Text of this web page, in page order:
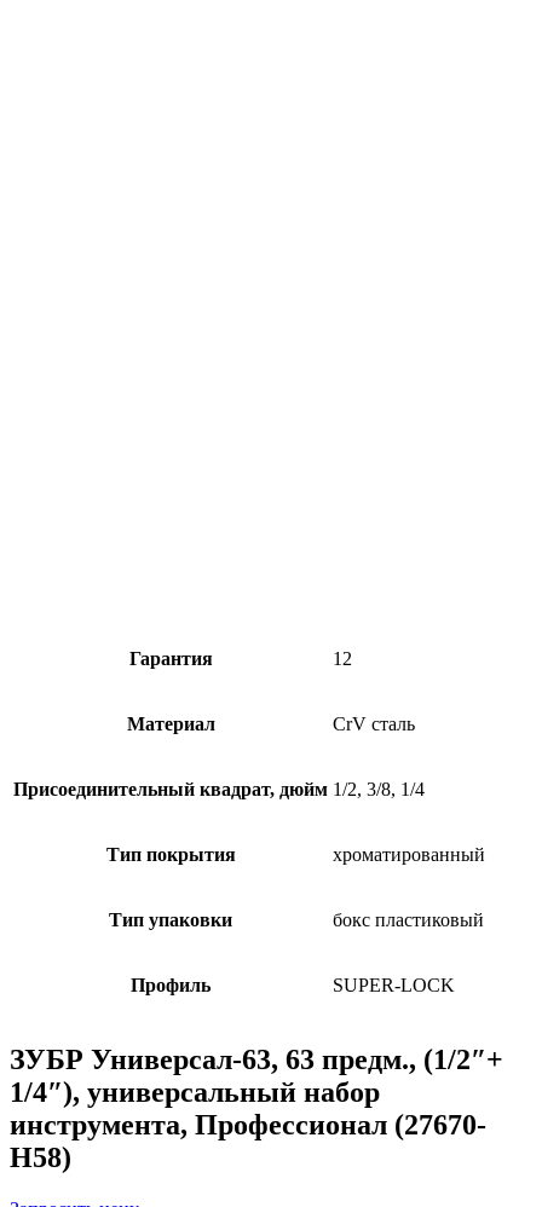
Гарантия 12
Материал CrV сталь
Присоединительный квадрат, дюйм 1/2, 3/8, 1/4
Тип покрытия хроматированный
Тип упаковки бокс пластиковый
Профиль SUPER-LOCK
ЗУБР Универсал-63, 63 предм., (1/2″+
1/4″), универсальный набор
инструмента, Профессионал (27670-
H58)